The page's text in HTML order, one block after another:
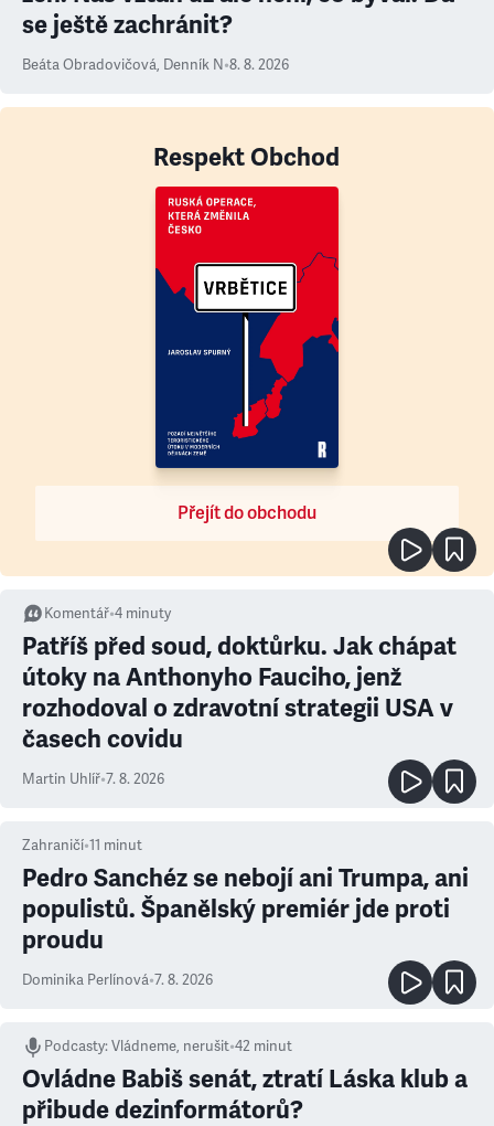
se ještě zachránit?
Beáta Obradovičová, Denník N•8. 8. 2026
Respekt Obchod
Přejít do obchodu
Komentář•4 minuty
Patříš před soud, doktůrku. Jak chápat
útoky na Anthonyho Fauciho, jenž
rozhodoval o zdravotní strategii USA v
časech covidu
Martin Uhlíř•7. 8. 2026
Zahraničí•11 minut
Pedro Sanchéz se nebojí ani Trumpa, ani
populistů. Španělský premiér jde proti
proudu
Dominika Perlínová•7. 8. 2026
Podcasty:Vládneme, nerušit•42 minut
Ovládne Babiš senát, ztratí Láska klub a
přibude dezinformátorů?